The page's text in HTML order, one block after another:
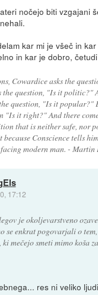
nočejo biti vzgajani
kar mi je všeč in
in kar je dobro,
Cowardice asks the
the question, "Is it politic?"
question, "Is it popular?"
"Is it right?" And there
that is neither safe, nor
because Conscience tells
modern man. -
17:12
je okoljevarstveno
se enkrat pogovarjali o
mečejo smeti mimo koša
res ni veliko